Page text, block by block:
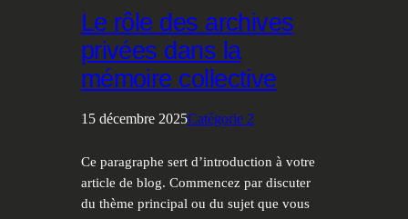
Le rôle des archives
privées dans la
mémoire collective
15 décembre 2025Catégorie 2
Ce paragraphe sert d’introduction à votre
article de blog. Commencez par discuter
du thème principal ou du sujet que vous